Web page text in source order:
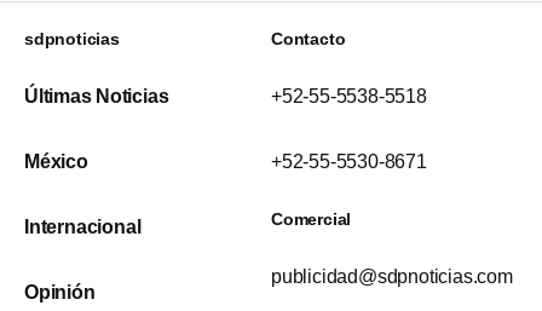
sdpnoticias
Últimas Noticias
México
Internacional
Opinión
Contacto
+52-55-5538-5518
+52-55-5530-8671
Comercial
publicidad@sdpnoticias.com